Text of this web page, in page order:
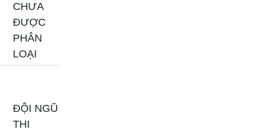
CHƯA
ĐƯỢC
PHÂN
LOẠI
ĐỘI NGŨ
THI